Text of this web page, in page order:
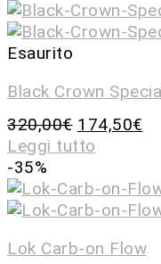
Esaurito
Black Crown
320,00€ 174,50€
Leggi tutto
-35%
Lok Carb-on Flow